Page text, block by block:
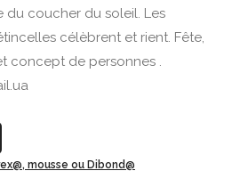
mousse ou Dibond@